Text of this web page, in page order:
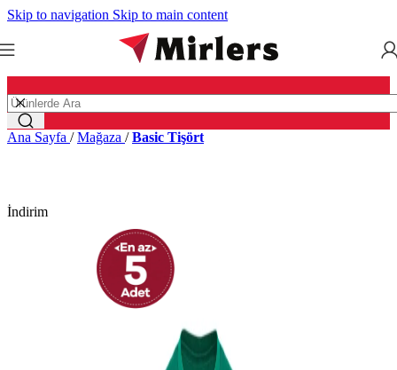
Skip to navigation Skip to main content
Ana Sayfa / Mağaza / Basic Tişört
İndirim